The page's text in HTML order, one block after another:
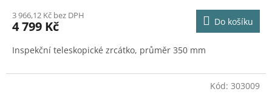
M
A
3 966,12 Kč bez DPH
4 799 Kč Do košíku
Inspekční teleskopické zrcátko, průměr 350 mm
Kód: 303009